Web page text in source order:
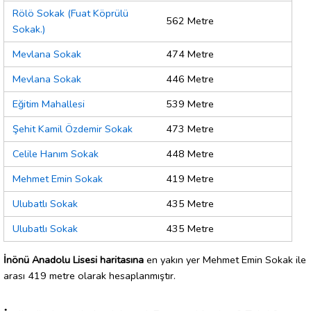
Rölö Sokak (Fuat Köprülü
Sokak.)
562 Metre
Mevlana Sokak
474 Metre
Mevlana Sokak
446 Metre
Eğitim Mahallesi
539 Metre
Şehit Kamil Özdemir Sokak
473 Metre
Celile Hanım Sokak
448 Metre
Mehmet Emin Sokak
419 Metre
Ulubatlı Sokak
435 Metre
Ulubatlı Sokak
435 Metre
İnönü Anadolu Lisesi haritasına en yakın yer Mehmet Emin Sokak ile
arası 419 metre olarak hesaplanmıştır.